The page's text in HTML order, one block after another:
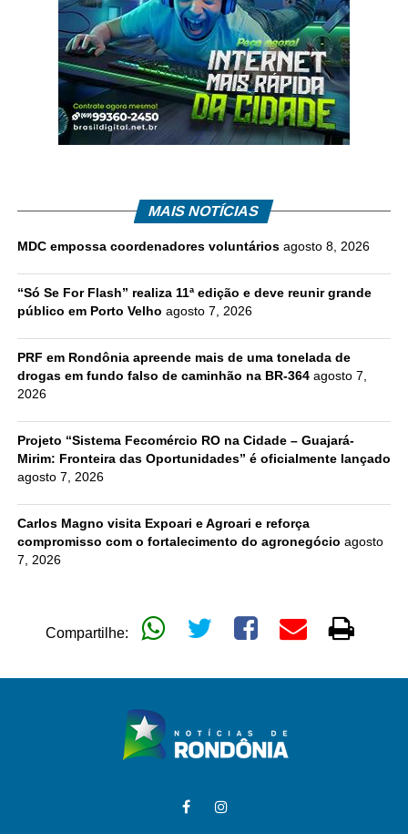
MAIS NOTÍCIAS
MDC empossa coordenadores voluntários agosto 8, 2026
“Só Se For Flash” realiza 11ª edição e deve reunir grande
público em Porto Velho agosto 7, 2026
PRF em Rondônia apreende mais de uma tonelada de
drogas em fundo falso de caminhão na BR-364 agosto 7,
2026
Projeto “Sistema Fecomércio RO na Cidade – Guajará-
Mirim: Fronteira das Oportunidades” é oficialmente lançado
agosto 7, 2026
Carlos Magno visita Expoari e Agroari e reforça
compromisso com o fortalecimento do agronegócio agosto
7, 2026
Compartilhe: